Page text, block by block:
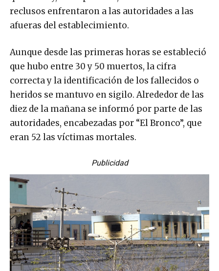
reclusos enfrentaron a las autoridades a las
afueras del establecimiento.
Aunque desde las primeras horas se estableció
que hubo entre 30 y 50 muertos, la cifra
correcta y la identificación de los fallecidos o
heridos se mantuvo en sigilo. Alrededor de las
diez de la mañana se informó por parte de las
autoridades, encabezadas por “El Bronco”, que
eran 52 las víctimas mortales.
Publicidad